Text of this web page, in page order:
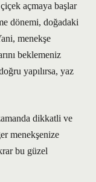
açmaya başlar
dönemi, doğadaki
menekşe
beklemeniz
yapılırsa, yaz
dikkatli ve
menekşenize
bu güzel